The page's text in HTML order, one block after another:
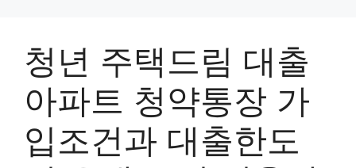
청년 주택드림 대출
아파트 청약통장 가
입조건과 대출한도